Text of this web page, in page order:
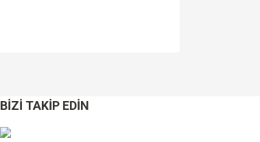
BİZİ TAKİP EDİN